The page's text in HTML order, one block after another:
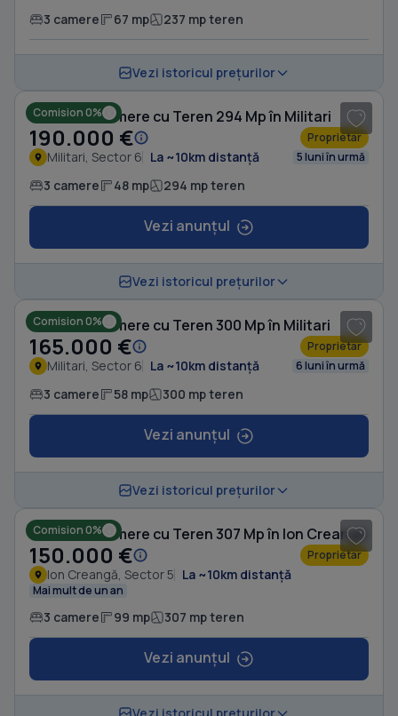
3 camere 67 mp 237 mp teren
Vezi istoricul prețurilor
Comision 0%
Casă cu 3 camere cu Teren 294 Mp în Militari
190.000 € Proprietar
Militari, Sector 6 La ~10km distanță 5 luni în urmă
3 camere 48 mp 294 mp teren
Vezi anunțul
Vezi istoricul prețurilor
Comision 0%
Casă cu 3 camere cu Teren 300 Mp în Militari
165.000 € Proprietar
Militari, Sector 6 La ~10km distanță 6 luni în urmă
3 camere 58 mp 300 mp teren
Vezi anunțul
Vezi istoricul prețurilor
Comision 0%
Casă cu 3 camere cu Teren 307 Mp în Ion Creangă
150.000 € Proprietar
Ion Creangă, Sector 5 La ~10km distanță
Mai mult de un an
3 camere 99 mp 307 mp teren
Vezi anunțul
Vezi istoricul prețurilor